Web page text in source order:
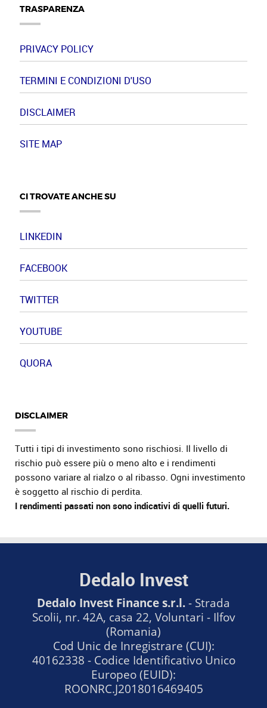
TRASPARENZA
PRIVACY POLICY
TERMINI E CONDIZIONI D'USO
DISCLAIMER
SITE MAP
CI TROVATE ANCHE SU
LINKEDIN
FACEBOOK
TWITTER
YOUTUBE
QUORA
DISCLAIMER
Tutti i tipi di investimento sono rischiosi. Il livello di
rischio può essere più o meno alto e i rendimenti
possono variare al rialzo o al ribasso. Ogni investimento
è soggetto al rischio di perdita.
I rendimenti passati non sono indicativi di quelli futuri.
Dedalo Invest
Dedalo Invest Finance s.r.l.- Strada
Scolii, nr. 42A, casa 22, Voluntari - Ilfov
(Romania)
Cod Unic de Inregistrare (CUI):
40162338 - Codice Identificativo Unico
Europeo (EUID):
ROONRC.J2018016469405